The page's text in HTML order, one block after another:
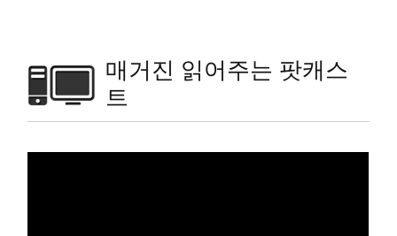
매거진 읽어주는 팟캐스
트